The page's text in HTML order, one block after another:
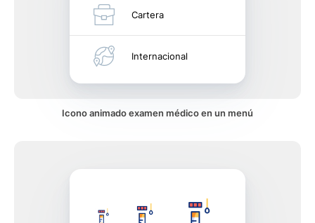
Cartera
Internacional
Icono animado examen médico en un menú